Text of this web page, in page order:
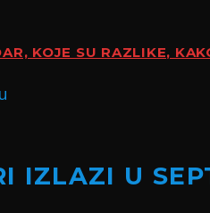
KOJE SU RAZLIKE,
IZLAZI U